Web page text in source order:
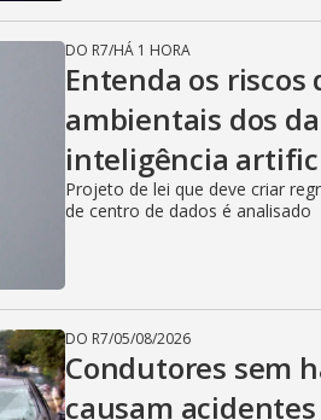
DO R7/HÁ 1 HORA
Entenda os riscos
ambientais dos
inteligência
Projeto de lei que deve criar
de centro de dados é analisado
DO R7/05/08/2026
Condutores sem
causam